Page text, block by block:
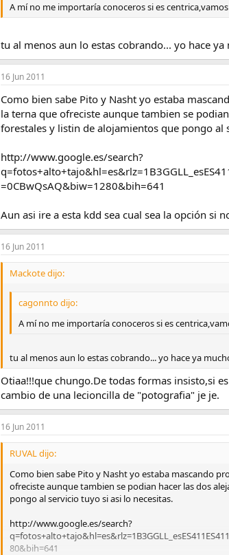
A mí no me importaría conoceros si es
tu al menos aun lo estas cobrando... yo hace
16 Jun 2011
Como bien sabe Pito y Nasht yo estaba
la terna que ofreciste aunque tambien se
forestales y listin de alojamientos que pongo al
http://www.google.es/search?
=0CBwQsAQ&biw=1280&bih=641
Aun asi ire a esta kdd sea cual sea la opción si
16 Jun 2011
Mackote dijo:
cagonnto dijo:
A mí no me importaría conoceros si es
tu al menos aun lo estas cobrando... yo hace ya
Otiaa!!!que chungo.De todas formas insisto,si
cambio de una lecioncilla de "potografia" je je.
16 Jun 2011
RUVAL dijo:
Como bien sabe Pito y Nasht yo estaba mascando
ofreciste aunque tambien se podian hacer las dos
pongo al servicio tuyo si asi lo necesitas.
http://www.google.es/search?
80&bih=641